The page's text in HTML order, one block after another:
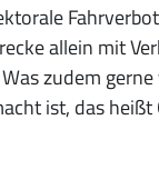
allein mit
zudem
ist, das